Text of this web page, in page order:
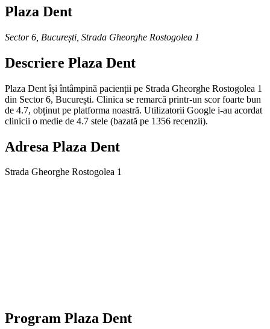
Plaza Dent
Sector 6, București Strada Gheorghe Rostogolea 1
Descriere Plaza Dent
Plaza Dent își întâmpină pacienții pe Strada Gheorghe Rostogolea 1
din Sector 6, București. Clinica se remarcă printr-un scor foarte bun
de 4.7, obținut pe platforma noastră. Utilizatorii Google i-au acordat
clinicii o medie de 4.7 stele (bazată pe 1356 recenzii).
Adresa Plaza Dent
Strada Gheorghe Rostogolea 1
Program Plaza Dent